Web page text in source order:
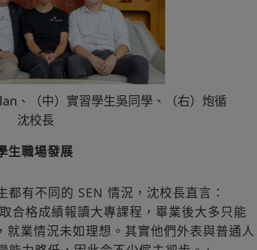
、（中）實習學生吳同學、（右）炮循
沈校長
生職場發展
有不同的 SEN 情況，沈校長直言：
合格成績報讀大專課程，畢業後大多只能
業情況未如理想。其實他們外表與普通人